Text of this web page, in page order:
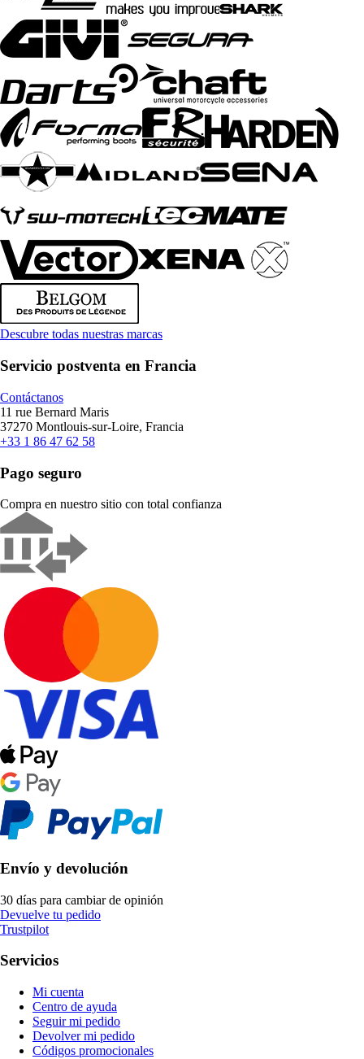
Descubre todas nuestras marcas
Servicio postventa en Francia
Contáctanos
11 rue Bernard Maris
37270 Montlouis-sur-Loire, Francia
+33 1 86 47 62 58
Pago seguro
Compra en nuestro sitio con total confianza
Envío y devolución
30 días para cambiar de opinión
Devuelve tu pedido
Trustpilot
Servicios
Mi cuenta
Centro de ayuda
Seguir mi pedido
Devolver mi pedido
Códigos promocionales